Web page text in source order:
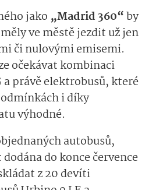
jako „Madrid 360“by
ve městě jezdit už jen
či nulovými emisemi.
očekávat kombinaci
a právě elektrobusů, které
i díky
výhodné.
autobusů,
do konce července
z 20 devíti